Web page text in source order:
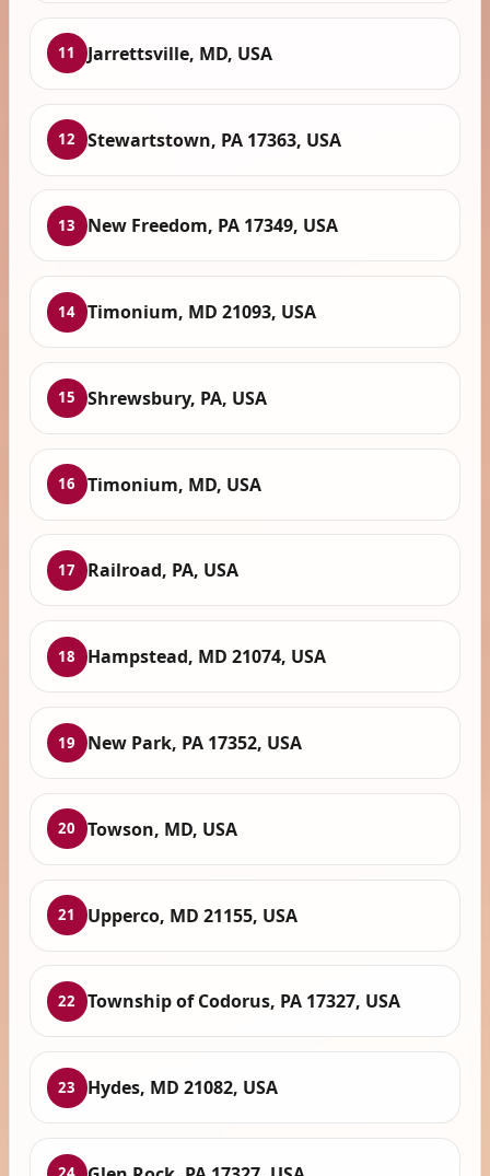
11 Jarrettsville, MD, USA
12 Stewartstown, PA 17363, USA
13 New Freedom, PA 17349, USA
14 Timonium, MD 21093, USA
15 Shrewsbury, PA, USA
16 Timonium, MD, USA
17 Railroad, PA, USA
18 Hampstead, MD 21074, USA
19 New Park, PA 17352, USA
20 Towson, MD, USA
21 Upperco, MD 21155, USA
22 Township of Codorus, PA 17327, USA
23 Hydes, MD 21082, USA